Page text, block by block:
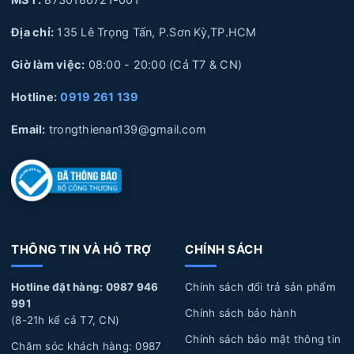
4. Lợi ích của việc thay Pin Laptop Acer lấy liền tại Laptop Thiên
6. Laptop Thiên Ân chuyên cung cấp linh kiện và sửa chữa
1. Nguyên nhân và dấu hiệu nhận biết Pin Laptop
Nguyên nhân làm Pin Laptop Acer bị hư hỏng
Sử dụng không đúng cách:Pin Laptop được cắm sạc
liên tục trong thời gian dài, không xả pin, pin bị phù
lên, Pin để lâu không sử dụng trong thời gian dài, làm
hỏng pin.
Địa chỉ: 135 Lê Trọng Tấn, P.Sơn Kỳ,TP.HCM
Giờ làm việc: 08:00 - 20:00 (Cả T7 & CN)
Hotline: 0919 261 139
Email: trongthienan139@gmail.com
THÔNG TIN VÀ HỖ TRỢ
Hotline đặt hàng: 0987 946
991
(8-21h kể cả T7, CN)
Chăm sóc khách hàng: 0987
CHÍNH SÁCH
Chính sách đổi trả sản phẩm
Chính sách bảo hành
Chính sách bảo mật thông tin